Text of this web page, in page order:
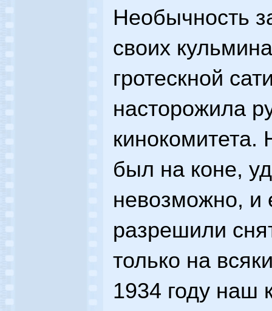
Необычность
своих
гротескной
насторожила
кинокомитета.
был на коне,
невозможно, и
разрешили
только на
1934 году наш